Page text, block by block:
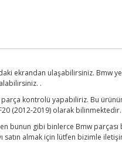
ekrandan ulaşabilirsiniz.
.
kontrolü yapabiliriz. Bu
(2012-2019) olarak bilinmektedir.
bunun gibi binlerce Bmw
satın almak için lütfen bizimle